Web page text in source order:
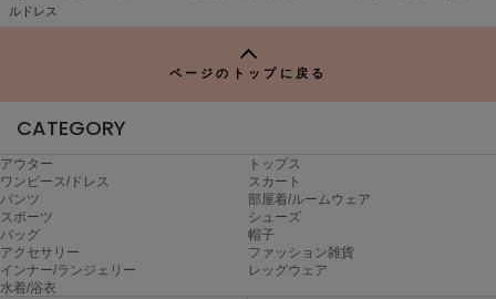
SORIN
スタイルヴォイスフォー
スイコック
SUPERGA
スペルガ
swanë
スワネ
TO
P
ルドレス
ページのトップに戻る
CATEGORY
アウター
トップス
ワンピース/ドレス
スカート
パンツ
部屋着/ルームウェア
スポーツ
シューズ
バッグ
帽子
アクセサリー
ファッション雑貨
インナー/ランジェリー
レッグウェア
水着/浴衣